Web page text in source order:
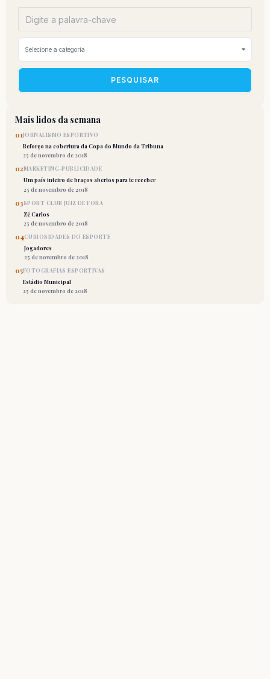
PESQUISAR
Mais lidos da semana
01JORNALISMO ESPORTIVO
Reforço na cobertura da Copa do Mundo da Tribuna
25 de novembro de 2018
02MARKETING-PUBLICIDADE
Um país inteiro de braços abertos para te receber
25 de novembro de 2018
03SPORT CLUB JUIZ DE FORA
Zé Carlos
25 de novembro de 2018
04CURIOSIDADES DO ESPORTE
Jogadores
25 de novembro de 2018
05FOTOGRAFIAS ESPORTIVAS
Estádio Municipal
25 de novembro de 2018